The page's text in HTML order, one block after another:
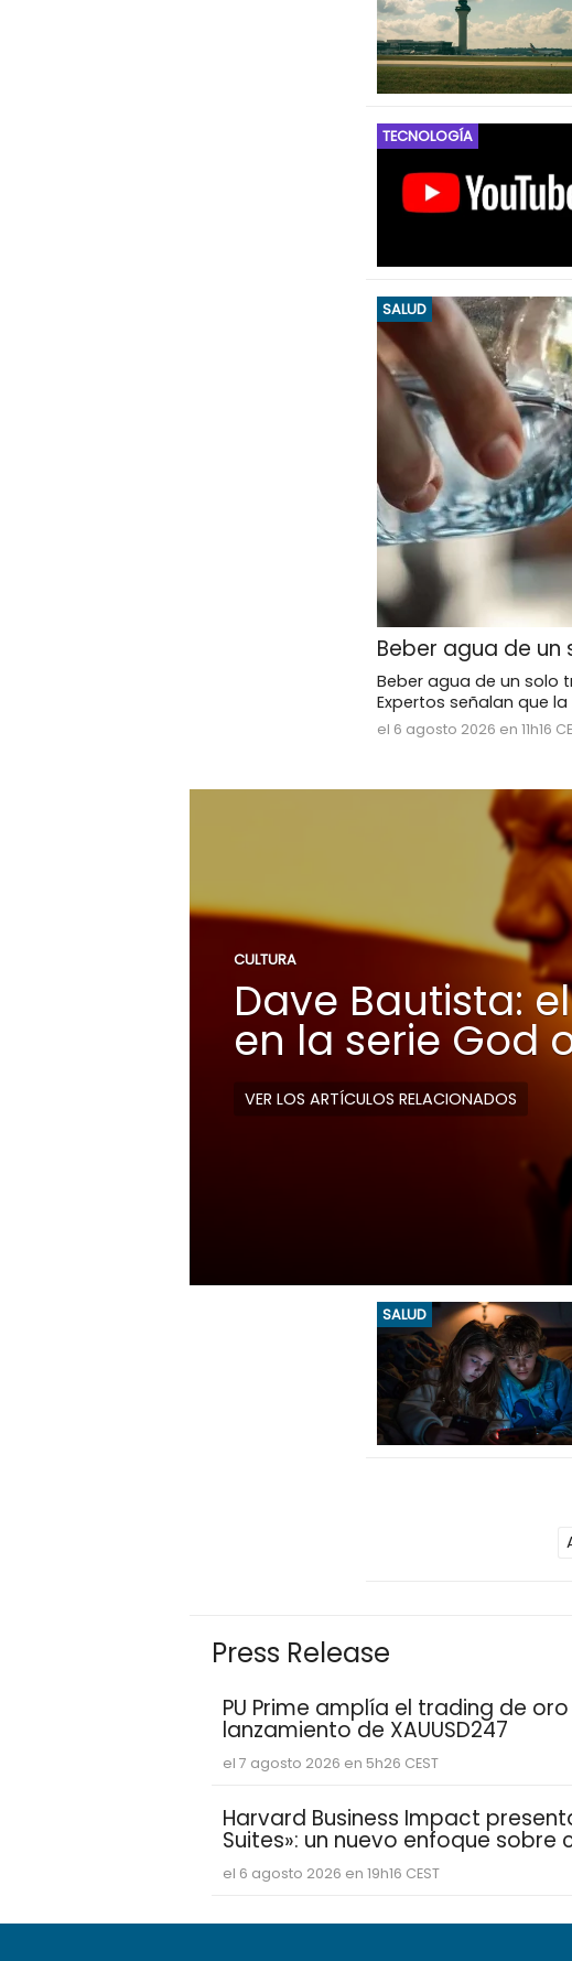
TECNOLOGÍA
SALUD
Beber agua de
Beber agua de un solo
Expertos señalan que
el 6 agosto 2026 en 11h16
CULTURA
Dave Bautista:
en la serie God
VER LOS ARTÍCULOS RELACIONADOS
SALUD
Press Release
PU Prime amplía el trading de
lanzamiento de XAUUSD247
el 7 agosto 2026 en 5h26 CEST
Harvard Business Impact
Suites»: un nuevo enfoque sobre
estudiantes aprenden y
competencias personales
el 6 agosto 2026 en 19h16 CEST